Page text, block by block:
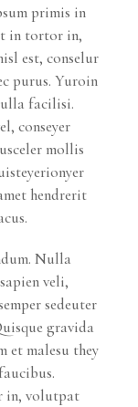
primis in
in tortor in,
est, conselur
purus. Yuroin
facilisi.
conseyer
mollis
hendrerit
Nulla
veli,
sedeuter
gravida
et malesu they
in, volutpat